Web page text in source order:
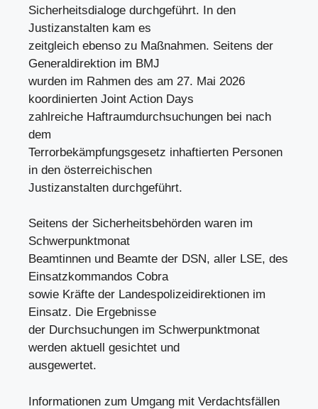
Sicherheitsdialoge durchgeführt. In den
Justizanstalten kam es
zeitgleich ebenso zu Maßnahmen. Seitens der
Generaldirektion im BMJ
wurden im Rahmen des am 27. Mai 2026
koordinierten Joint Action Days
zahlreiche Haftraumdurchsuchungen bei nach
dem
Terrorbekämpfungsgesetz inhaftierten Personen
in den österreichischen
Justizanstalten durchgeführt.
Seitens der Sicherheitsbehörden waren im
Schwerpunktmonat
Beamtinnen und Beamte der DSN, aller LSE, des
Einsatzkommandos Cobra
sowie Kräfte der Landespolizeidirektionen im
Einsatz. Die Ergebnisse
der Durchsuchungen im Schwerpunktmonat
werden aktuell gesichtet und
ausgewertet.
Informationen zum Umgang mit Verdachtsfällen